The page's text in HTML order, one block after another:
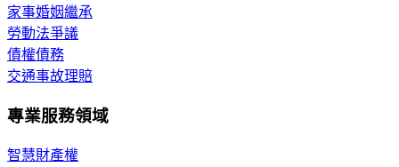
家事婚姻繼承
勞動法爭議
債權債務
交通事故理賠
專業服務領域
智慧財產權